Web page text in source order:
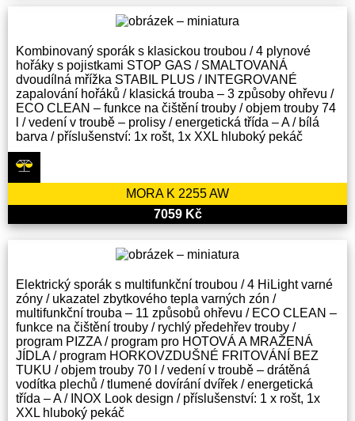
Kombinovaný sporák s klasickou troubou / 4 plynové
hořáky s pojistkami STOP GAS / SMALTOVANÁ
dvoudílná mřížka STABIL PLUS / INTEGROVANÉ
zapalování hořáků / klasická trouba – 3 způsoby ohřevu /
ECO CLEAN – funkce na čištění trouby / objem trouby 74
l / vedení v troubě – prolisy / energetická třída – A / bílá
barva / příslušenství: 1x rošt, 1x XXL hluboký pekáč
MORA K 2255 AW
7059 Kč
Elektrický sporák s multifunkční troubou / 4 HiLight varné
zóny / ukazatel zbytkového tepla varných zón /
multifunkční trouba – 11 způsobů ohřevu / ECO CLEAN –
funkce na čištění trouby / rychlý předehřev trouby /
program PIZZA / program pro HOTOVÁ A MRAŽENÁ
JÍDLA / program HORKOVZDUŠNÉ FRITOVÁNÍ BEZ
TUKU / objem trouby 70 l / vedení v troubě – drátěná
vodítka plechů / tlumené dovírání dvířek / energetická
třída – A / INOX Look design / příslušenství: 1 x rošt, 1x
XXL hluboký pekáč